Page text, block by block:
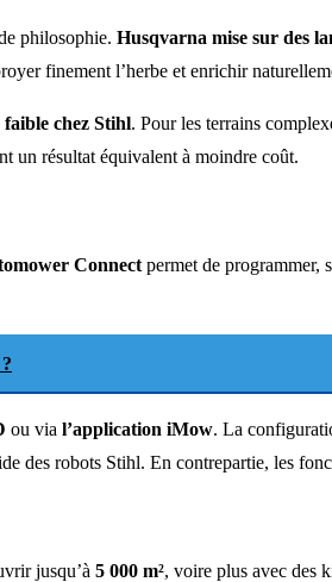
philosophie. Husqvarna mise sur des
finement l’herbe et enrichir
faible chez Stihl. Pour les terrains
un résultat équivalent à moindre coût.
Connect permet de programmer,
ou via l’application iMow. La
des robots Stihl. En contrepartie, les
jusqu’à 5 000 m², voire plus avec des